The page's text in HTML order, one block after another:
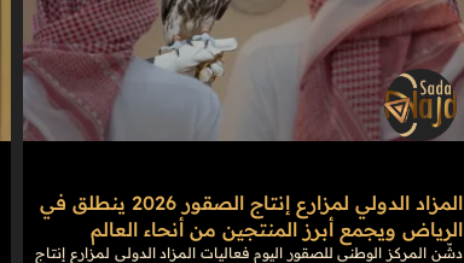
المزاد الدولي لمزارع إنتاج الصقور 2026 ينطلق في
الرياض ويجمع أبرز المنتجين من أنحاء العالم
دشّن المركز الوطني للصقور اليوم فعاليات المزاد الدولي لمزارع إنتاج